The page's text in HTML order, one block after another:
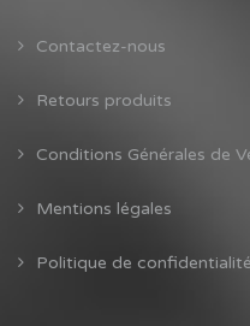
Contactez-nous
Retours produits
Conditions Générales de
Mentions légales
Politique de confidentialité